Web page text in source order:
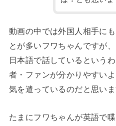
動画の中では外国人相手に
とが多いフワちゃんですが
日本語で話しているという
者・ファンが分かりやすい
気を遣っているのだと思いま
たまにフワちゃんが英語で